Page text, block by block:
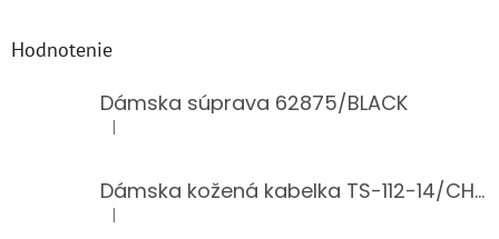
Hodnotenie
Dámska súprava 62875/BLACK
Hodnotenie produktu je 5 z 5 hviezdičiek.
|
Dámska kožená kabelka TS-112-14/CHOCO
Hodnotenie produktu je 5 z 5 hviezdičiek.
|